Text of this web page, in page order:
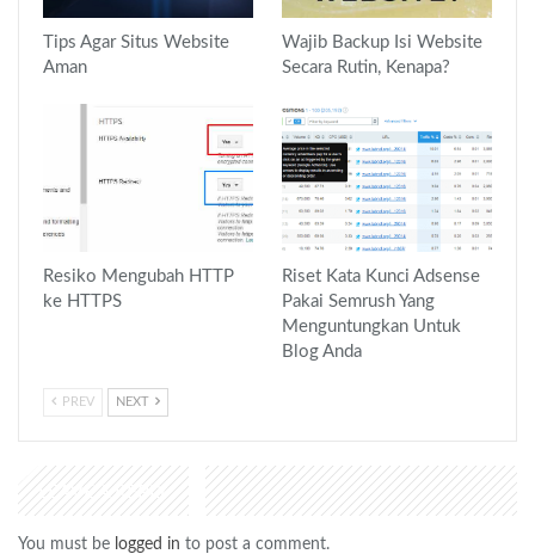
Tips Agar Situs Website
Aman
Wajib Backup Isi Website
Secara Rutin, Kenapa?
Resiko Mengubah HTTP
ke HTTPS
Riset Kata Kunci Adsense
Pakai Semrush Yang
Menguntungkan Untuk
Blog Anda
PREV NEXT
LEAVE A REPLY
You must be logged in to post a comment.